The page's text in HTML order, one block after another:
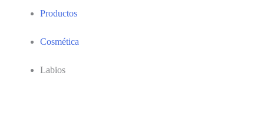
Productos
Cosmética
Labios